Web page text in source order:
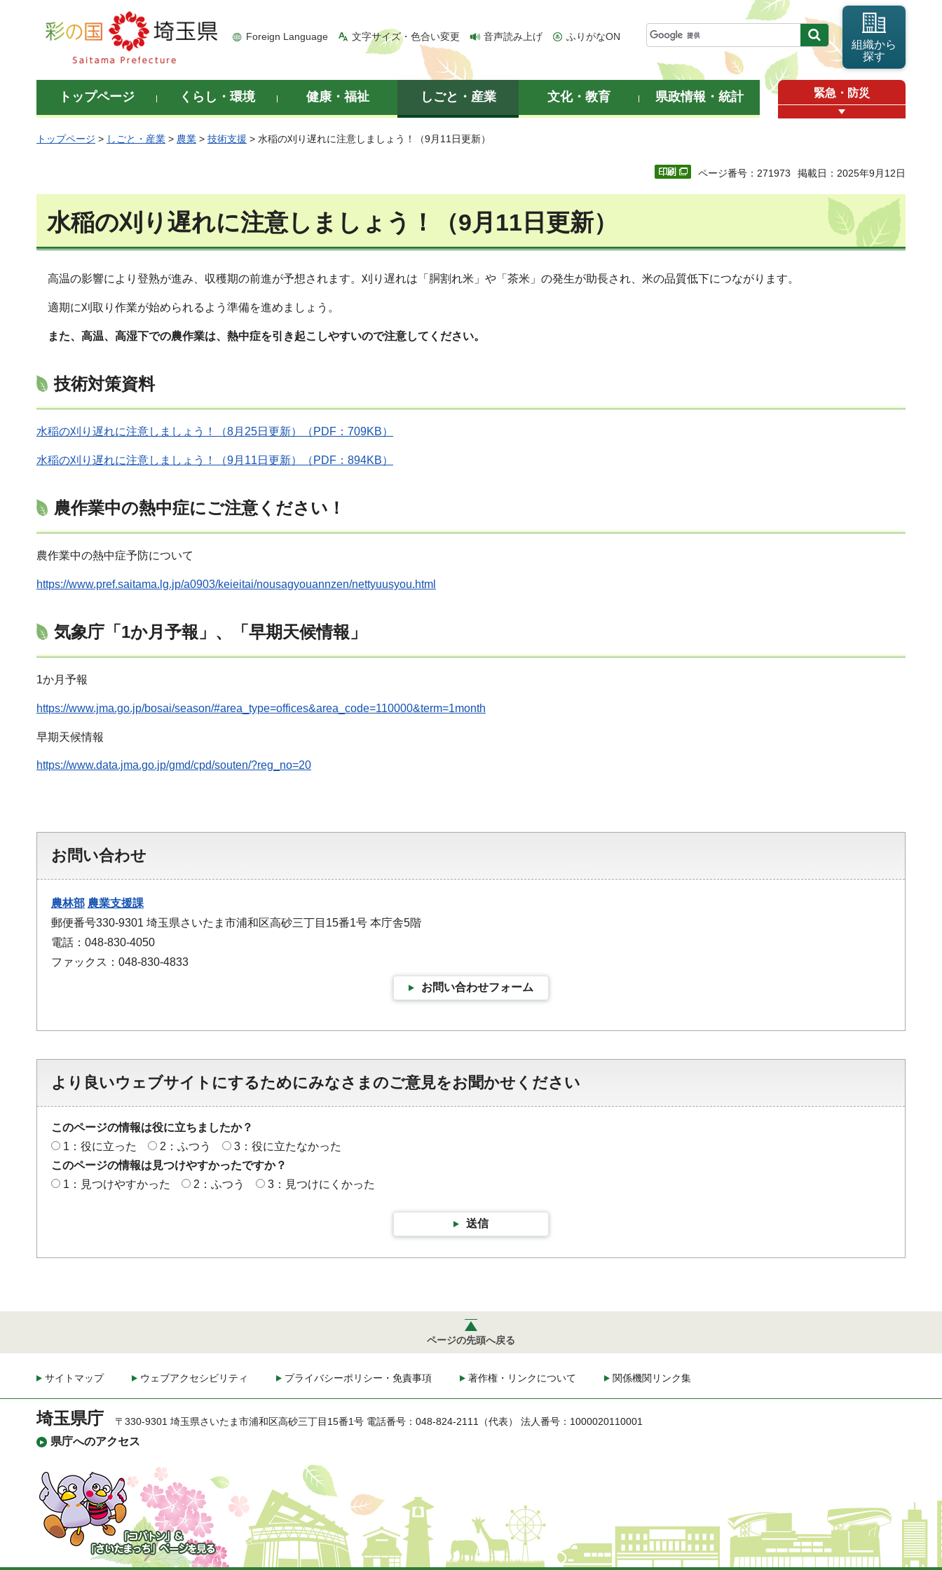
彩の国 埼玉県
Foreign Language 文字サイズ・色合い変更 音声読み上げ ふりがなON
組織から
探す
トップページ くらし・環境 健康・福祉 しごと・産業 文化・教育 県政情報・統計 緊急・防災
トップページ > しごと・産業 > 農業 > 技術支援 > 水稲の刈り遅れに注意しましょう！（9月11日更新）
ページ番号：271973 掲載日：2025年9月12日
水稲の刈り遅れに注意しましょう！（9月11日更新）
高温の影響により登熟が進み、収穫期の前進が予想されます。刈り遅れは「胴割れ米」や「茶米」の発生が助長され、米の品質低下につながります。
適期に刈取り作業が始められるよう準備を進めましょう。
また、 高温、高湿下での農作業は、熱中症を引き起こしやすいので注意してください。
技術対策資料
水稲の刈り遅れに注意しましょう！（8月25日更新）（PDF：709KB）
水稲の刈り遅れに注意しましょう！（9月11日更新）（PDF：894KB）
農作業中の熱中症にご注意ください！
農作業中の熱中症予防について
https://www.pref.saitama.lg.jp/a0903/keieitai/nousagyouannzen/nettyuusyou.html
気象庁「1か月予報」、「早期天候情報」
1か月予報
https://www.jma.go.jp/bosai/season/#area_type=offices&area_code=110000&term=1month
早期天候情報
https://www.data.jma.go.jp/gmd/cpd/souten/?reg_no=20
お問い合わせ
農林部 農業支援課
郵便番号330-9301 埼玉県さいたま市浦和区高砂三丁目15番1号 本庁舎5階
電話：048-830-4050
ファックス：048-830-4833
お問い合わせフォーム
より良いウェブサイトにするためにみなさまのご意見をお聞かせください
このページの情報は役に立ちましたか？
1：役に立った
2：ふつう
3：役に立たなかった
このページの情報は見つけやすかったですか？
1：見つけやすかった
2：ふつう 3：見つけにくかった
送信
ページの先頭へ戻る
サイトマップ ウェブアクセシビリティ プライバシーポリシー・免責事項 著作権・リンクについて 関係機関リンク集
埼玉県庁
県庁へのアクセス
〒330-9301 埼玉県さいたま市浦和区高砂三丁目15番1号 電話番号：048-824-2111（代表） 法人番号：1000020110001
「コバトン」&「さいた
まっち」